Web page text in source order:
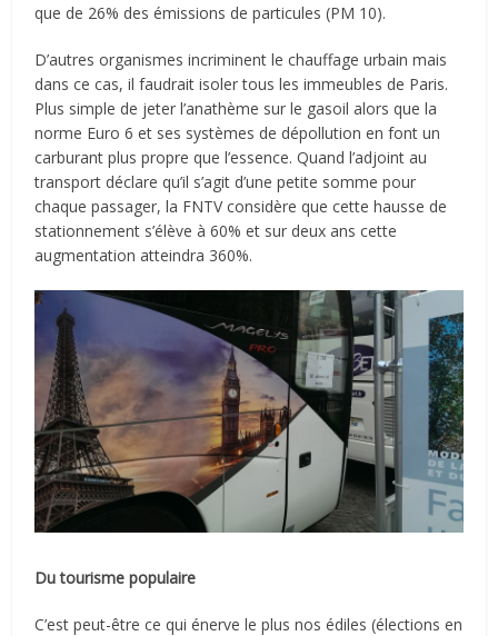
que de 26% des émissions de particules (PM 10).
D’autres organismes incriminent le chauffage urbain mais
dans ce cas, il faudrait isoler tous les immeubles de Paris.
Plus simple de jeter l’anathème sur le gasoil alors que la
norme Euro 6 et ses systèmes de dépollution en font un
carburant plus propre que l’essence. Quand l’adjoint au
transport déclare qu’il s’agit d’une petite somme pour
chaque passager, la FNTV considère que cette hausse de
stationnement s’élève à 60% et sur deux ans cette
augmentation atteindra 360%.
Du tourisme populaire
C’est peut-être ce qui énerve le plus nos édiles (élections en